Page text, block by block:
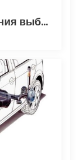
Какая из трех педалей сцепления выбрать